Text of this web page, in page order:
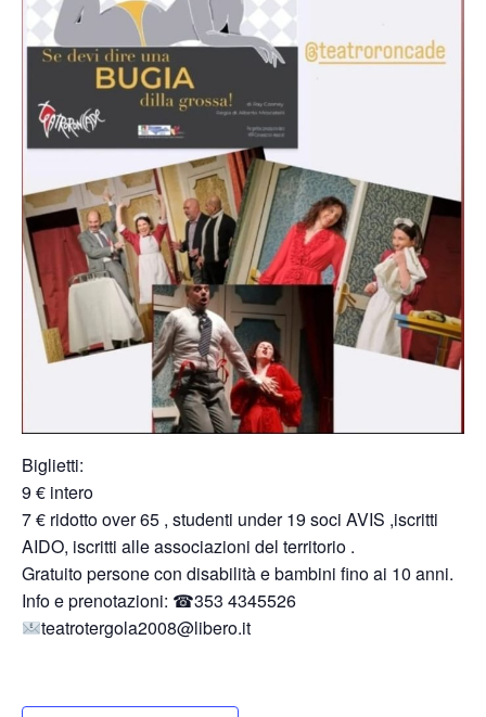
Biglietti:
9 € intero
7 € ridotto over 65 , studenti under 19 soci AVIS ,iscritti
AIDO, iscritti alle associazioni del territorio .
Gratuito persone con disabilità e bambini fino ai 10 anni.
Info e prenotazioni: ☎353 4345526
teatrotergola2008@libero.it